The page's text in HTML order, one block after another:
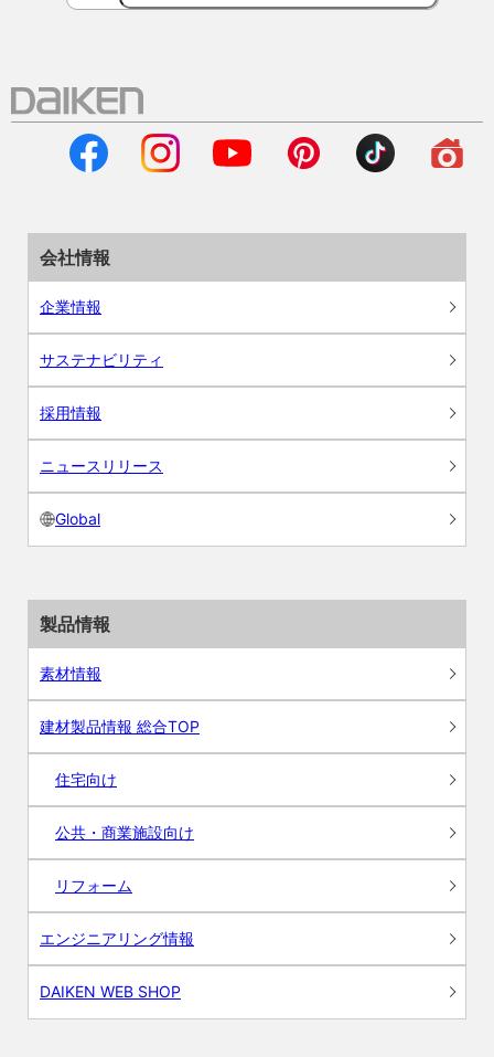
会社情報
企業情報
サステナビリティ
採用情報
ニュースリリース
Global
製品情報
素材情報
建材製品情報 総合TOP
住宅向け
公共・商業施設向け
リフォーム
エンジニアリング情報
DAIKEN WEB SHOP